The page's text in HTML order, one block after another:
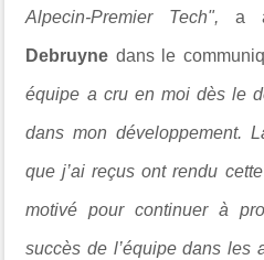
Alpecin-Premier Tech",a
Debruyne dans le
équipe a cru en moi dès le
dans mon développement.
que j’ai reçus ont rendu
motivé pour continuer à
succès de l’équipe dans les